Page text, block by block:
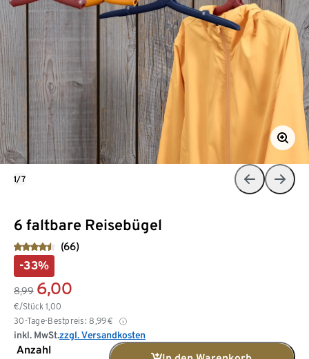
6 faltbare Reisebügel
(66)
-33%
8,99 6,00
€/Stück 1,00
30-Tage-Bestpreis: 8,99€
inkl. MwSt.zzgl. Versandkosten
Anzahl
1/7